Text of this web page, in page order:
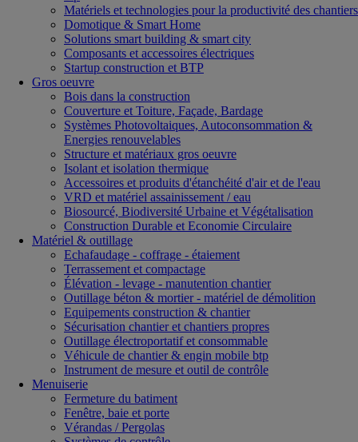
Matériels et technologies pour la productivité des chantiers
Domotique & Smart Home
Solutions smart building & smart city
Composants et accessoires électriques
Startup construction et BTP
Gros oeuvre
Bois dans la construction
Couverture et Toiture, Façade, Bardage
Systèmes Photovoltaiques, Autoconsommation &
Energies renouvelables
Structure et matériaux gros oeuvre
Isolant et isolation thermique
Accessoires et produits d'étanchéité d'air et de l'eau
VRD et matériel assainissement / eau
Biosourcé, Biodiversité Urbaine et Végétalisation
Construction Durable et Economie Circulaire
Matériel & outillage
Echafaudage - coffrage - étaiement
Terrassement et compactage
Élévation - levage - manutention chantier
Outillage béton & mortier - matériel de démolition
Equipements construction & chantier
Sécurisation chantier et chantiers propres
Outillage électroportatif et consommable
Véhicule de chantier & engin mobile btp
Instrument de mesure et outil de contrôle
Menuiserie
Fermeture du batiment
Fenêtre, baie et porte
Vérandas / Pergolas